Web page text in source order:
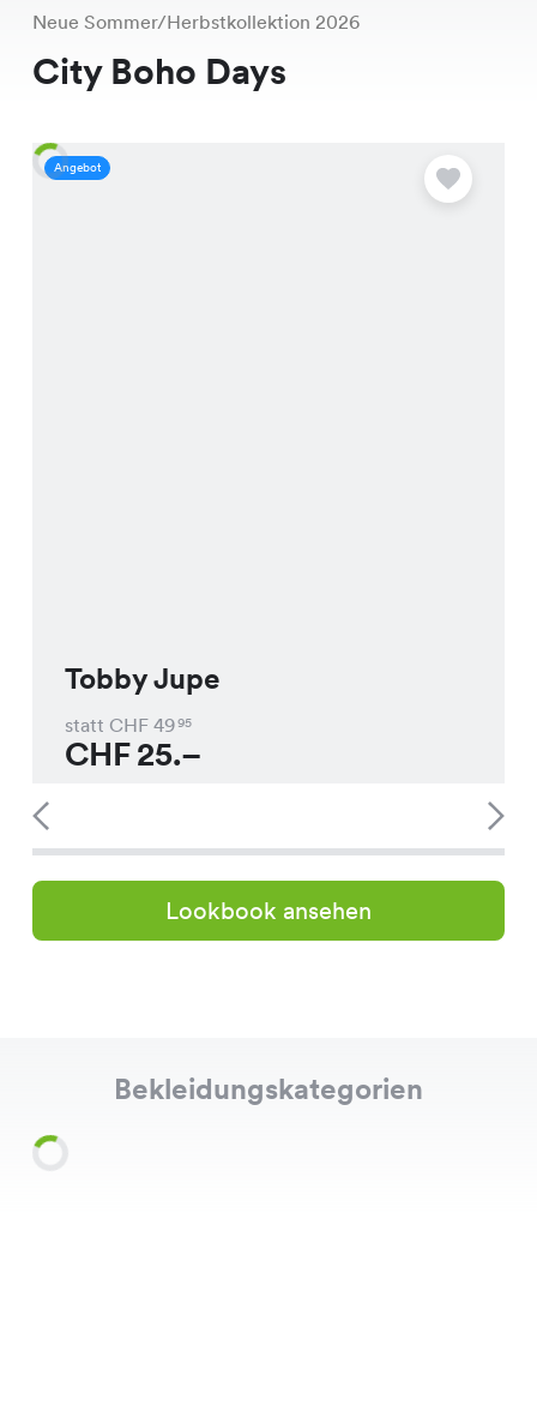
Neue Sommer/Herbstkollektion 2026
City Boho Days
Angebot
Tobby Jupe
statt CHF 4995
CHF25.–
Lookbook ansehen
Bekleidungskategorien